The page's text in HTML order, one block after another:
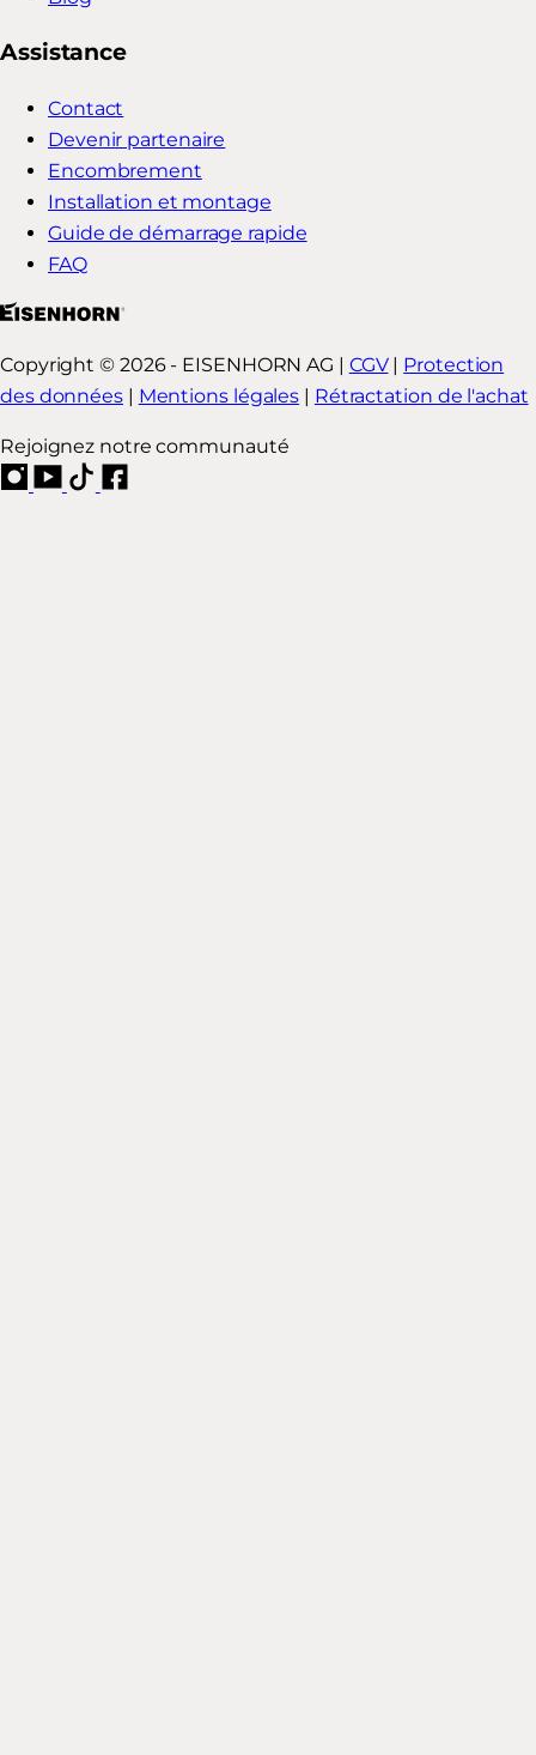
Assistance
Contact
Devenir partenaire
Encombrement
Installation et montage
Guide de démarrage rapide
FAQ
Copyright © 2026 - EISENHORN AG | CGV| Protection
des données| Mentions légales | Rétractation de l'achat
Rejoignez notre communauté